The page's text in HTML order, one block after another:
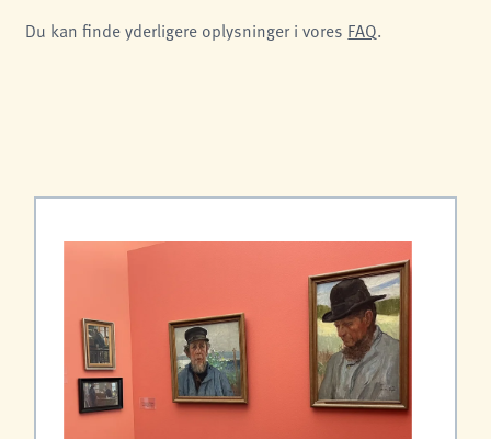
Du kan finde yderligere oplysninger i vores FAQ.